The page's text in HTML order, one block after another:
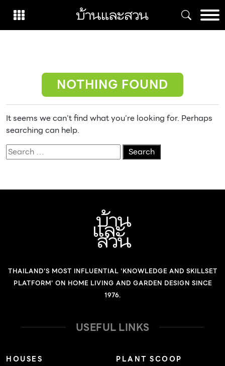
content
NOTHING FOUND
It seems we can’t find what you’re looking for. Perhaps
searching can help.
Search
for:
THAILAND'S MOST INFLUENTIAL 'KNOWLEDGE AND SKILLSET
PLATFORM' ON HOME LIVING AND GARDEN DESIGN SINCE
1976.
USEFUL LINKS
HOUSES
PLANT SCOOP